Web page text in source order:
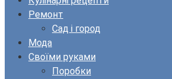
Ремонт
Сад і город
Мода
Своїми руками
Поробки